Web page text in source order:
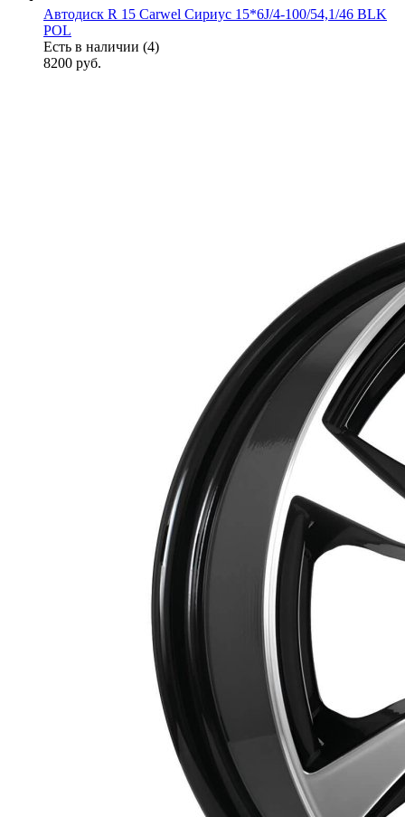
Автодиск R 15 Carwel Сириус 15*6J/4-100/54,1/46 BLK
POL
Есть в наличии (4)
8200 руб.